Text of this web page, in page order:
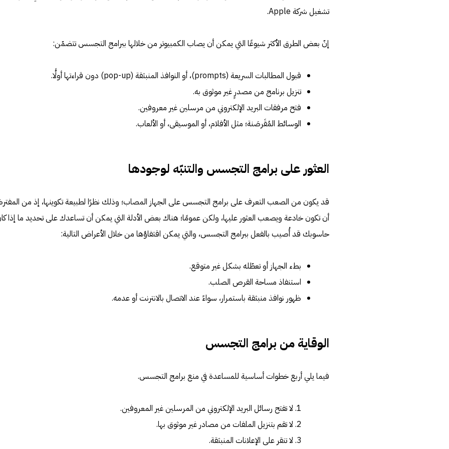
تشغيل شركة Apple.
إنّ بعض الطرق الأكثر شيوعًا التي يمكن أن يصاب الكمبيوتر من خلالها ببرامج التجسس تتضمّن:
قبول المطالبات السريعة (prompts)، أو النوافذ المنبثقة (pop-up) دون قراءتها أولًّا.
تنزيل برنامج من مصدرٍ غير موثوق به.
فتح مرفقات البريد الإلكتروني من مرسلين غير معروفين.
الوسائط المُقَرصَنة؛ مثل الأفلام، أو الموسيقى، أو الألعاب.
العثور على برامج التجسس والتنبّه لوجودها
قد يكون من الصعب التعرف على برامج التجسس على الجهاز المصاب؛ وذلك نظرًا لطبيعة تكوينها، إذ من
أن تكون خادعة ويصعب العثور عليها، ولكن عمومًا؛ هناك بعض الأدلة التي يمكن أن تساعدك على تحديد ما إذا
حاسوبك قد أُصيب بالفعل ببرامج التجسس، والتي يمكن اقتفاؤها من خلال الأعراض التالية:
بطء الجهاز أو تعطّله بشكل غير متوقع.
استنفاذ مساحة القرص الصلب.
ظهور نوافذ منبثقة باستمرار، سواءً عند الاتصال بالانترنت أو عدمه.
الوقاية من برامج التجسس
فيما يلي أربع خطوات أساسية للمساعدة في منع برامج التجسس.
لا تفتح رسائل البريد الإلكتروني من المرسلين غير المعروفين.
لا تقم بتنزيل الملفات من مصادر غير موثوق بها.
لا تنقر على الإعلانات المنبثقة.